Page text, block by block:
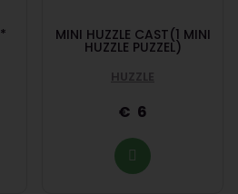
MINI HUZZLE CAST(1 MINI
HUZZLE PUZZEL)
HUZZLE
6